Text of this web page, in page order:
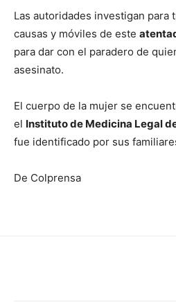
Las autoridades investigan para
causas y móviles de este
para dar con el paradero de
asesinato.
El cuerpo de la mujer se
el Instituto de Medicina Legal
fue identificado por sus
De Colprensa